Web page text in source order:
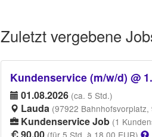
Zuletzt vergebene
Kundenservice (m/w/d) @
01.08.2026 (ca. 5 Std.)
Lauda (97922
Kundenservice Job (1
90,00 (für 5 Std. à 18,00 EUR)